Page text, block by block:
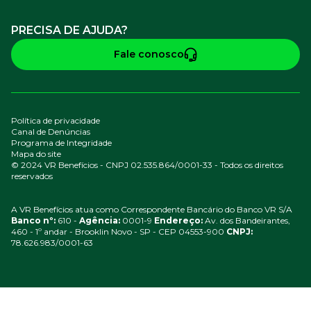
PRECISA DE AJUDA?
Fale conosco
© 2024 VR Benefícios - CNPJ 02.535.864/0001-33 - Todos os direitos
reservados
Política de privacidade
Canal de Denúncias
Programa de Integridade
Mapa do site
A VR Benefícios atua como Correspondente Bancário do Banco VR S/A
Banco nº: 610 - Agência: 0001-9 Endereço: Av. dos Bandeirantes,
460 - 1º andar - Brooklin Novo - SP - CEP 04553-900 CNPJ:
78.626.983/0001-63